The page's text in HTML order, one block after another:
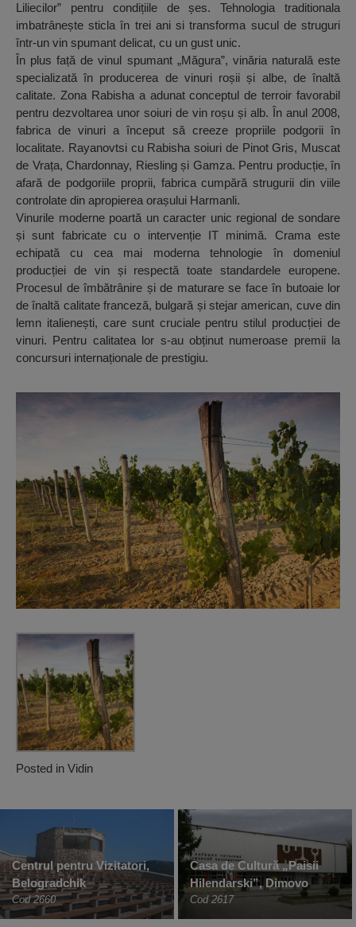
Liliecilor” pentru condițiile de șes. Tehnologia traditionala
imbatrânește sticla în trei ani si transforma sucul de struguri
într-un vin spumant delicat, cu un gust unic.
În plus față de vinul spumant „Măgura”, vinăria naturală este
specializată în producerea de vinuri roșii și albe, de înaltă
calitate. Zona Rabisha a adunat conceptul de terroir favorabil
pentru dezvoltarea unor soiuri de vin roșu și alb. În anul 2008,
fabrica de vinuri a început să creeze propriile podgorii în
localitate. Rayanovtsi cu Rabisha soiuri de Pinot Gris, Muscat
de Vrața, Chardonnay, Riesling și Gamza. Pentru producție, în
afară de podgoriile proprii, fabrica cumpără strugurii din viile
controlate din apropierea orașului Harmanli.
Vinurile moderne poartă un caracter unic regional de sondare
și sunt fabricate cu o intervenție IT minimă. Crama este
echipată cu cea mai moderna tehnologie în domeniul
producției de vin și respectă toate standardele europene.
Procesul de îmbătrânire și de maturare se face în butoaie lor
de înaltă calitate franceză, bulgară și stejar american, cuve din
lemn italienești, care sunt cruciale pentru stilul producției de
vinuri. Pentru calitatea lor s-au obținut numeroase premii la
concursuri internaționale de prestigiu.
Posted in Vidin
Centrul pentru Vizitatori,
Belogradchik
Cod 2660
Casa de Cultură „Paisii
Hilendarski”, Dimovo
Cod 2617